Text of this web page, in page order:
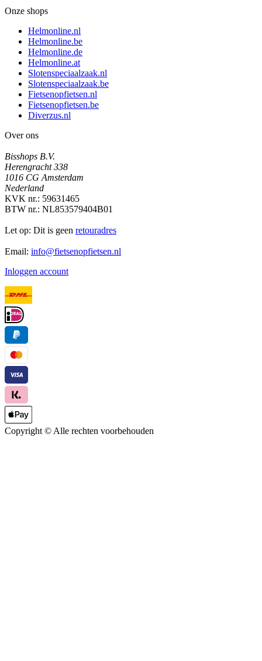
Onze shops
Helmonline.nl
Helmonline.be
Helmonline.de
Helmonline.at
Slotenspeciaalzaak.nl
Slotenspeciaalzaak.be
Fietsenopfietsen.nl
Fietsenopfietsen.be
Diverzus.nl
Over ons
Bisshops B.V.
Herengracht 338
1016 CG Amsterdam
Nederland
KVK nr.: 59631465
BTW nr.: NL853579404B01
Let op: Dit is geen retouradres
Email: info@fietsenopfietsen.nl
Inloggen account
Copyright © Alle rechten voorbehouden